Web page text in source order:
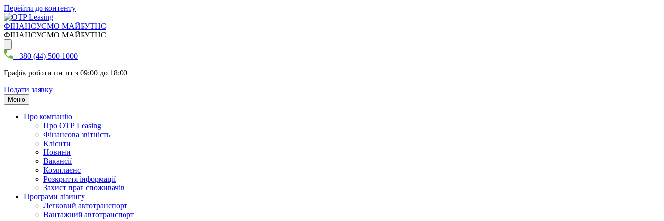
Перейти до контенту
ФІНАНСУЄМО МАЙБУТНЄ
ФІНАНСУЄМО МАЙБУТНЄ
+380 (44) 500 1000
Графік роботи пн-пт з 09:00 до 18:00
Подати заявку
Меню
Про компанію
Про ОТР Leasing
Фінансова звітність
Клієнти
Новини
Вакансії
Комплаєнс
Розкриття інформації
Захист прав споживачів
Програми лізингу
Легковий автотранспорт
Вантажний автотранспорт